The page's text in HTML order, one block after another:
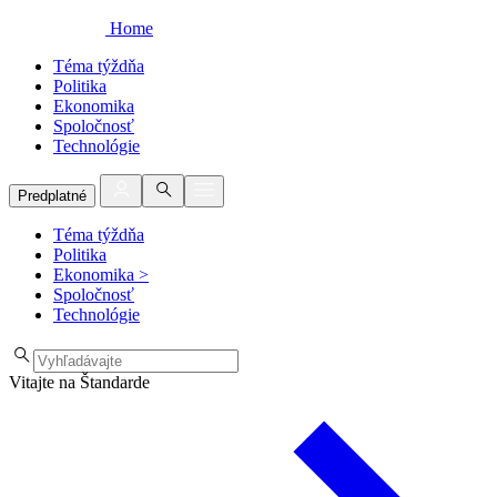
Home
Téma týždňa
Politika
Ekonomika
Spoločnosť
Technológie
Predplatné
Téma týždňa
Politika
Ekonomika >
Spoločnosť
Technológie
Vitajte na Štandarde